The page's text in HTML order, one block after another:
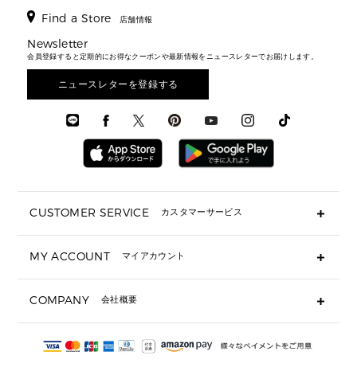
ウェア
アクセサリー
アクセサリー
メンズ バッグ
メンズ 財布・小物
メンズ シューズ
メンズ ウェア
メンズ 時計・その他
▶ メンズすべて
メンズ財布・小物
メンズアクセサリー
メンズウェア
トラベル
3 IN 1 / 2 IN 1 バッグ
▶ メンズすべて
▶ メンズすべて
▶ メンズすべて
▶ メンズすべて
▶ バッグすべて
通勤・通学アイテム
3 IN 1 バッグ
ミニ財布・フラグメントケース
▶ 小物すべて
定期ケース・カードケース・名刺入れ
サンダル
スニーカー
財布・小物
時計・ジュエリー
アクセサリー
エディターレビュー
Find a Store 店舗情報
Newsletter
会員登録すると定期的にお得なクーポンや最新情報をニュースレターでお届けします。
ニュースレターを登録する
CUSTOMER SERVICE カスタマーサービス
ギフト用にラッピングができますか？
ショッピングバッグを購入商品分送ってもらえますか？
注文後に完了メールが受信できないのですが？
サイズ交換はできますか？
MY ACCOUNT マイアカウント
COMPANY 会社概要
会社概要